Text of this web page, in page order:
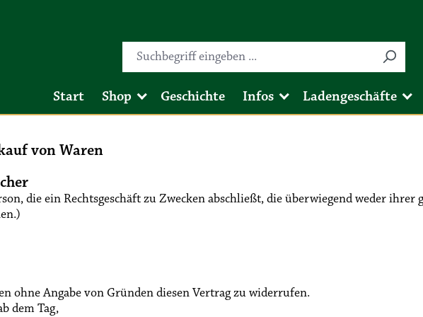
Start Shop Geschichte Infos Ladengeschäfte
von Waren
die ein Rechtsgeschäft zu Zwecken abschließt, die überwiegend weder
ohne Angabe von Gründen diesen Vertrag zu widerrufen.
dem Tag,